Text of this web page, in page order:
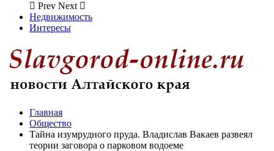
Prev Next
Недвижимость
Интересы
Главная
Общество
Тайна изумрудного пруда. Владислав Вакаев развеял
теории заговора о парковом водоеме